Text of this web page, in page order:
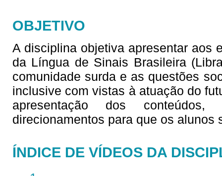
OBJETIVO
A disciplina objetiva apresentar aos
da Língua de Sinais Brasileira
comunidade surda e as questões
inclusive com vistas à atuação do
apresentação dos
direcionamentos para que os alunos
ÍNDICE DE VÍDEOS DA